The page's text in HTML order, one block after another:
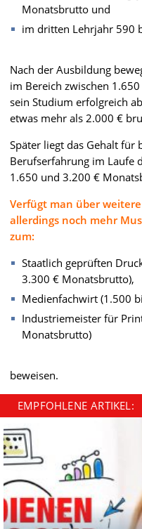
Monatsbrutto und
im dritten Lehrjahr 590
Nach der Ausbildung
im Bereich zwischen
sein Studium erfolgreich
etwas mehr als 2.000 €
Später liegt das Gehalt für
Berufserfahrung im Laufe
1.650 und 3.200 €
Verfügt man über
allerdings noch mehr
zum:
Staatlich geprüften
3.300 € Monatsbrutto),
Medienfachwirt (1.500
Industriemeister für
Monatsbrutto)
beweisen.
EMPFOHLENE ARTIKEL: